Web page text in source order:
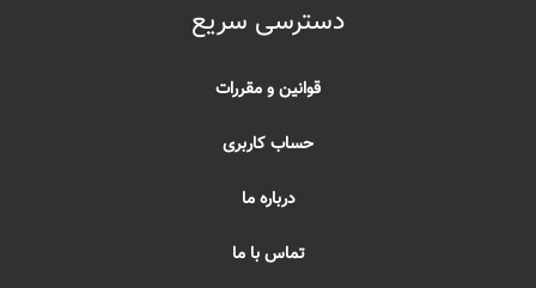
دسترسی سریع
قوانین و مقررات
حساب کاربری
درباره ما
تماس با ما